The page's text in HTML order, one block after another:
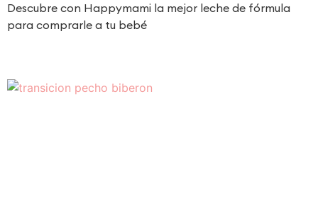
Descubre con Happymami la mejor leche de fórmula
para comprarle a tu bebé